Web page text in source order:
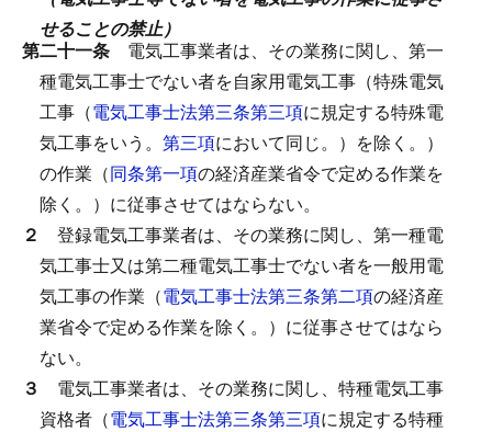
せることの禁止）
第二十一条 電気工事業者は、その業務に関し、第一
種電気工事士でない者を自家用電気工事（特殊電気
工事（電気工事士法第三条第三項に規定する特殊電
気工事をいう。 第三項において同じ。）を除く。）
の作業（同条第一項の経済産業省令で定める作業を
除く。）に従事させてはならない。
２ 登録電気工事業者は、その業務に関し、第一種電
気工事士又は第二種電気工事士でない者を一般用電
気工事の作業（電気工事士法第三条第二項の経済産
業省令で定める作業を除く。）に従事させてはなら
ない。
３ 電気工事業者は、その業務に関し、特種電気工事
資格者（電気工事士法第三条第三項に規定する特種